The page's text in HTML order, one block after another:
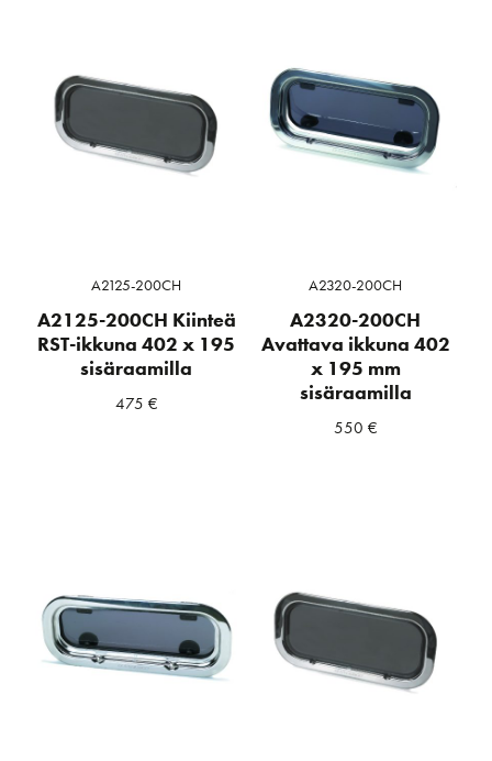
A2125-200CH
A2125-200CH Kiinteä
RST-ikkuna 402 x 195
sisäraamilla
475 €
A2320-200CH
A2320-200CH
Avattava ikkuna 402
x 195 mm
sisäraamilla
550 €